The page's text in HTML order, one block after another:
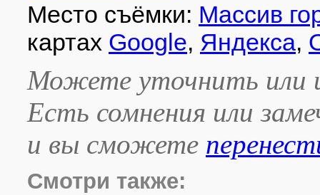
Место съёмки: Массив
картах Google, Яндекса,
Можете уточнить или
Есть сомнения или
и вы сможете
Смотри также: